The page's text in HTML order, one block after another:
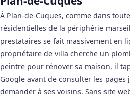
À Plan-de-Cuques, comme dans
résidentielles de la périphérie
prestataires se fait massivement en
propriétaire de villa cherche un
peintre pour rénover sa maison, il
Google avant de consulter les pages
demander à ses voisins. Sans site